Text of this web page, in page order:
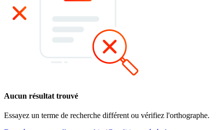
Aucun résultat trouvé
Essayez un terme de recherche différent ou vérifiez l'orthographe.